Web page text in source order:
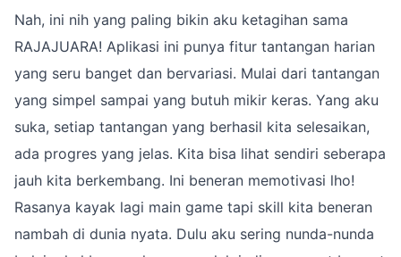
Nah, ini nih yang paling bikin aku ketagihan sama
RAJAJUARA! Aplikasi ini punya fitur tantangan harian
yang seru banget dan bervariasi. Mulai dari tantangan
yang simpel sampai yang butuh mikir keras. Yang aku
suka, setiap tantangan yang berhasil kita selesaikan,
ada progres yang jelas. Kita bisa lihat sendiri seberapa
jauh kita berkembang. Ini beneran memotivasi lho!
Rasanya kayak lagi main game tapi skill kita beneran
nambah di dunia nyata. Dulu aku sering nunda-nunda